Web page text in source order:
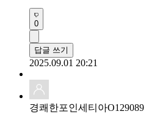
0
답글 쓰기
2025.09.01 20:21
경쾌한포인세티아O129089